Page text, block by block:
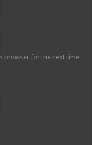
browser for the next time